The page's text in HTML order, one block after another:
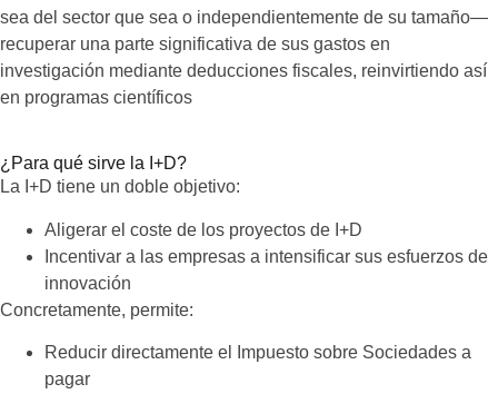
sea del sector que sea o independientemente de su tamaño—
recuperar una parte significativa de sus gastos en
investigación mediante deducciones fiscales, reinvirtiendo así
en programas científicos
¿Para qué sirve la I+D?
La I+D tiene un doble objetivo:
Aligerar el coste de los proyectos de I+D
Incentivar a las empresas a intensificar sus esfuerzos de
innovación
Concretamente, permite:
Reducir directamente el Impuesto sobre Sociedades a
pagar